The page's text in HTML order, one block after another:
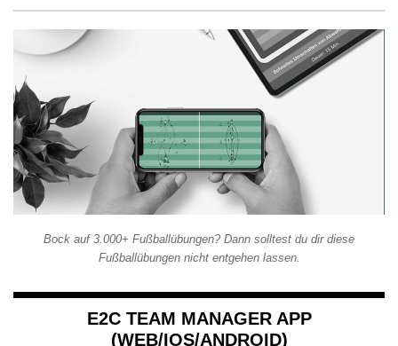
Bock auf 3.000+ Fußballübungen? Dann solltest du dir diese
Fußballübungen nicht entgehen lassen.
E2C TEAM MANAGER APP
(WEB/IOS/ANDROID)